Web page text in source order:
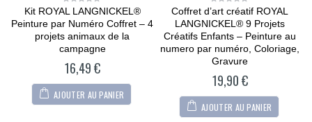
0
of
5
Kit ROYAL LANGNICKEL®
Peinture par Numéro Coffret – 4
projets animaux de la
campagne
16,49€
AJOUTER AU PANIER
0
of
5
Coffret d’art créatif ROYAL
LANGNICKEL® 9 Projets
Créatifs Enfants – Peinture au
numero par numéro, Coloriage,
Gravure
19,90€
AJOUTER AU PANIER